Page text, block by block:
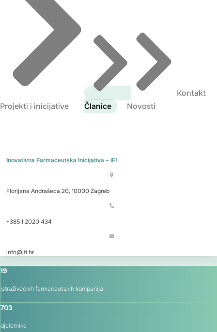
Projekti i inicijative Članice Novosti
Kontakt
Inovativna Farmaceutska Inicijativa – iF!
Florijana Andrašeca 20, 10000 Zagreb
+385 1 2020 434
info@ifi.hr
19
istraživačkih farmaceutskih kompanija
703
djelatnika